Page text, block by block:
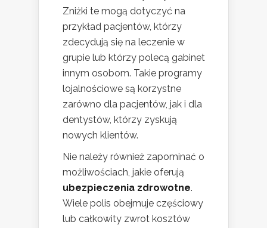
Zniżki te mogą dotyczyć na
przykład pacjentów, którzy
zdecydują się na leczenie w
grupie lub którzy polecą gabinet
innym osobom. Takie programy
lojalnościowe są korzystne
zarówno dla pacjentów, jak i dla
dentystów, którzy zyskują
nowych klientów.
Nie należy również zapominać o
możliwościach, jakie oferują
ubezpieczenia zdrowotne.
Wiele polis obejmuje częściowy
lub całkowity zwrot kosztów